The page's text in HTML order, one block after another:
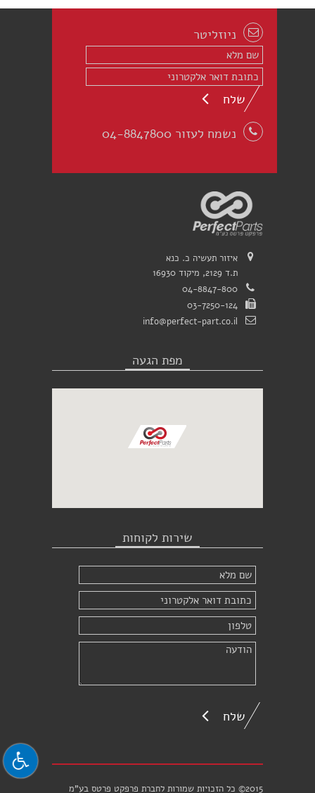
ניוזליטר
שלח
נשמח לעזור 04-8847800
איזור תעשיה כ. כנא
ת.ד 2129, מיקוד 16930
04-8847-800
03-7250-124
info@perfect-part.co.il
מפת הגעה
שירות לקוחות
שלח
2015© כל הזכויות שמורות לחברת פרפקט פרטס בע"מ